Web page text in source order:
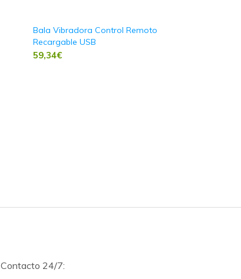
Bala Vibradora Control Remoto
Recargable USB
59,34€
Contacto 24/7: